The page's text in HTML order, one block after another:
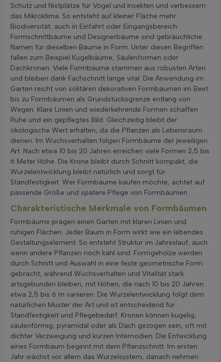
Schutz und Nistplätze für Vögel und Insekten und verbessern
das Mikroklima. So entsteht auf kleiner Fläche mehr
Biodiversität, auch in Einfahrt oder Eingangsbereich.
Formschnittbäume und Designerbäume sind gebräuchliche
Namen für dieselben Bäume in Form. Unter diesen Begriffen
fallen zum Beispiel Kugelbäume, Säulenformen oder
Dachkronen. Viele Formbäume stammen aus robusten Arten
und bleiben dank Fachschnitt lange vital. Die Anwendung im
Garten reicht von solitären dekorativen Formbäumen im Beet
bis zu Formbäumen als Grundstücksgrenze entlang von
Wegen. Klare Linien und wiederkehrende Formen schaffen
Ruhe und ein gepflegtes Bild. Gleichzeitig bleibt der
ökologische Wert erhalten, da die Pflanzen als Lebensraum
dienen. Im Wuchsverhalten folgen Formbäume der jeweiligen
Art. Nach etwa 10 bis 20 Jahren erreichen viele Formen 2,5 bis
6 Meter Höhe. Die Krone bleibt durch Schnitt kompakt, die
Wurzelentwicklung bleibt natürlich und sorgt für
Standfestigkeit. Wer Formbäume kaufen möchte, achtet auf
passende Größe und spätere Pflege von Formbäumen.
Charakteristische Merkmale von Formbäumen
Formbäume prägen einen Garten mit klaren Linien und
ruhigen Flächen. Jeder Baum in Form wirkt wie ein lebendes
Gestaltungselement. So entsteht Struktur im Jahreslauf, auch
wenn andere Pflanzen noch kahl sind. Formgehölze werden
durch Schnitt und Auswahl in eine feste geometrische Form
gebracht, während Wuchsverhalten und Vitalität stark
artsgebunden bleiben, mit Höhen, die nach 10 bis 20 Jahren
etwa 2,5 bis 6 m variieren. Die Wurzelentwicklung folgt dem
natürlichen Muster der Art und ist entscheidend für
Standfestigkeit und Pflegebedarf. Kronen können kugelig,
säulenförmig, pyramidal oder als Dach gezogen sein, oft mit
dichter Verzweigung und kurzen Internodien. Die Entwicklung
eines Formbaum beginnt mit dem Pflanzschnitt. Im ersten
Jahr wächst vor allem das Wurzelsystem, danach nehmen